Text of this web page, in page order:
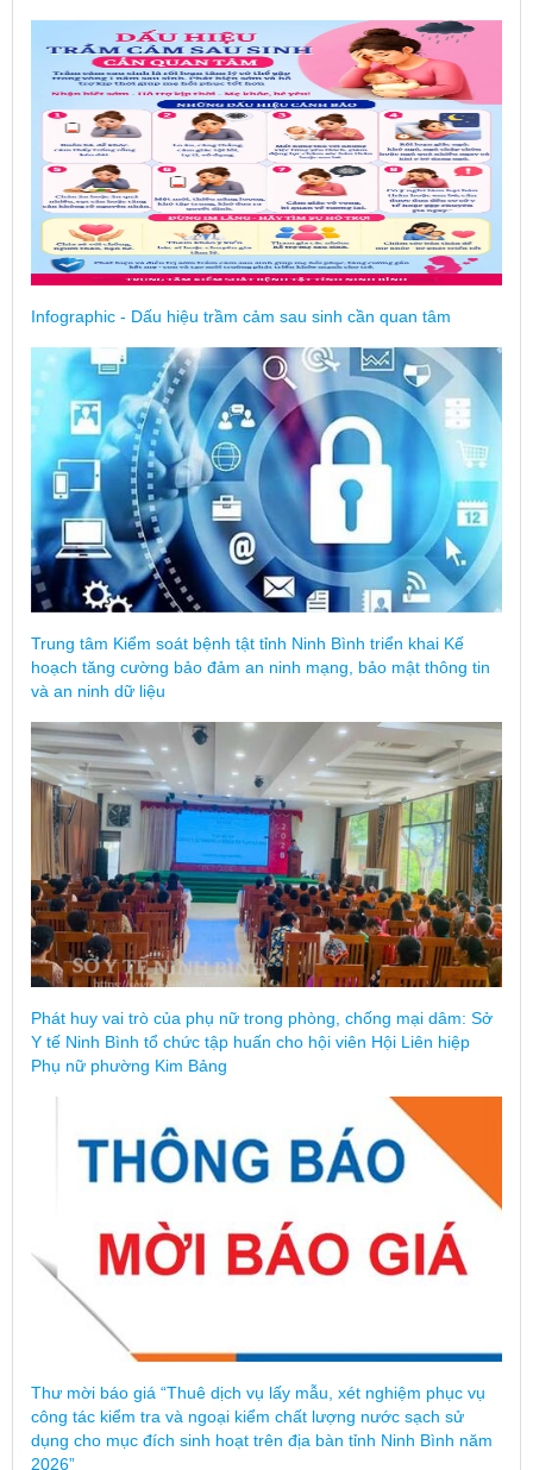
Infographic - Dấu hiệu trầm cảm sau sinh cần quan tâm
Trung tâm Kiểm soát bệnh tật tỉnh Ninh Bình triển khai Kế
hoạch tăng cường bảo đảm an ninh mạng, bảo mật thông tin
và an ninh dữ liệu
Phát huy vai trò của phụ nữ trong phòng, chống mại dâm: Sở
Y tế Ninh Bình tổ chức tập huấn cho hội viên Hội Liên hiệp
Phụ nữ phường Kim Bảng
Thư mời báo giá “Thuê dịch vụ lấy mẫu, xét nghiệm phục vụ
công tác kiểm tra và ngoại kiểm chất lượng nước sạch sử
dụng cho mục đích sinh hoạt trên địa bàn tỉnh Ninh Bình năm
2026”